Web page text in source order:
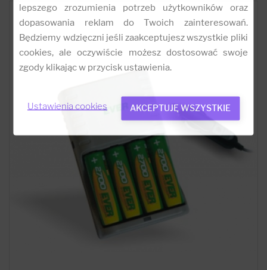
lepszego zrozumienia potrzeb użytkowników oraz
dopasowania reklam do Twoich zainteresowań.
Będziemy wdzięczni jeśli zaakceptujesz wszystkie pliki
cookies, ale oczywiście możesz dostosować swoje
zgody klikając w przycisk ustawienia.
Ustawienia cookies AKCEPTUJĘ WSZYSTKIE